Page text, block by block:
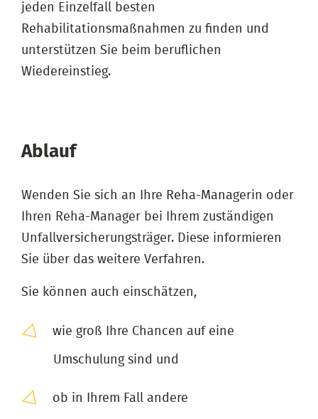
jeden Einzelfall besten
Rehabilitationsmaßnahmen zu finden und
unterstützen Sie beim beruflichen
Wiedereinstieg.
Ablauf
Wenden Sie sich an Ihre Reha-Managerin oder
Ihren Reha-Manager bei Ihrem zuständigen
Unfallversicherungsträger. Diese informieren
Sie über das weitere Verfahren.
Sie können auch einschätzen,
wie groß Ihre Chancen auf eine
Umschulung sind und
ob in Ihrem Fall andere